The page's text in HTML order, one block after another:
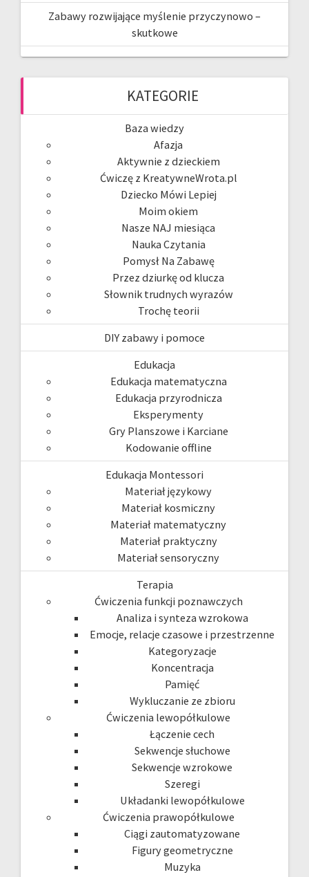
Zabawy rozwijające myślenie przyczynowo –
skutkowe
KATEGORIE
Baza wiedzy
Afazja
Aktywnie z dzieckiem
Ćwiczę z KreatywneWrota.pl
Dziecko Mówi Lepiej
Moim okiem
Nasze NAJ miesiąca
Nauka Czytania
Pomysł Na Zabawę
Przez dziurkę od klucza
Słownik trudnych wyrazów
Trochę teorii
DIY zabawy i pomoce
Edukacja
Edukacja matematyczna
Edukacja przyrodnicza
Eksperymenty
Gry Planszowe i Karciane
Kodowanie offline
Edukacja Montessori
Materiał językowy
Materiał kosmiczny
Materiał matematyczny
Materiał praktyczny
Materiał sensoryczny
Terapia
Ćwiczenia funkcji poznawczych
Analiza i synteza wzrokowa
Emocje, relacje czasowe i przestrzenne
Kategoryzacje
Koncentracja
Pamięć
Wykluczanie ze zbioru
Ćwiczenia lewopółkulowe
Łączenie cech
Sekwencje słuchowe
Sekwencje wzrokowe
Szeregi
Układanki lewopółkulowe
Ćwiczenia prawopółkulowe
Ciągi zautomatyzowane
Figury geometryczne
Muzyka